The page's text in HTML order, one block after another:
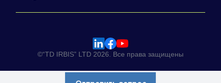
©“TD IRBIS” LTD 2026. Все права защищены